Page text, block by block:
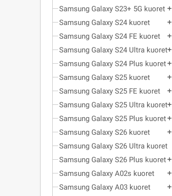
Samsung Galaxy S23+ 5G kuoret add
Samsung Galaxy S24 kuoret add
Samsung Galaxy S24 FE kuoret add
Samsung Galaxy S24 Ultra kuoretadd
Samsung Galaxy S24 Plus kuoretadd
Samsung Galaxy S25 kuoret add
Samsung Galaxy S25 FE kuoret add
Samsung Galaxy S25 Ultra kuoretadd
Samsung Galaxy S25 Plus kuoretadd
Samsung Galaxy S26 kuoret add
Samsung Galaxy S26 Ultra kuoret
Samsung Galaxy S26 Plus kuoretadd
Samsung Galaxy A02s kuoret add
Samsung Galaxy A03 kuoret add